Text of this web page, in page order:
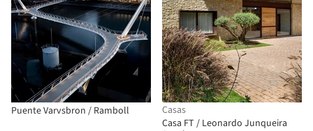
Puente Varvsbron / Ramboll
Casas
Casa FT / Leonardo Junqueira